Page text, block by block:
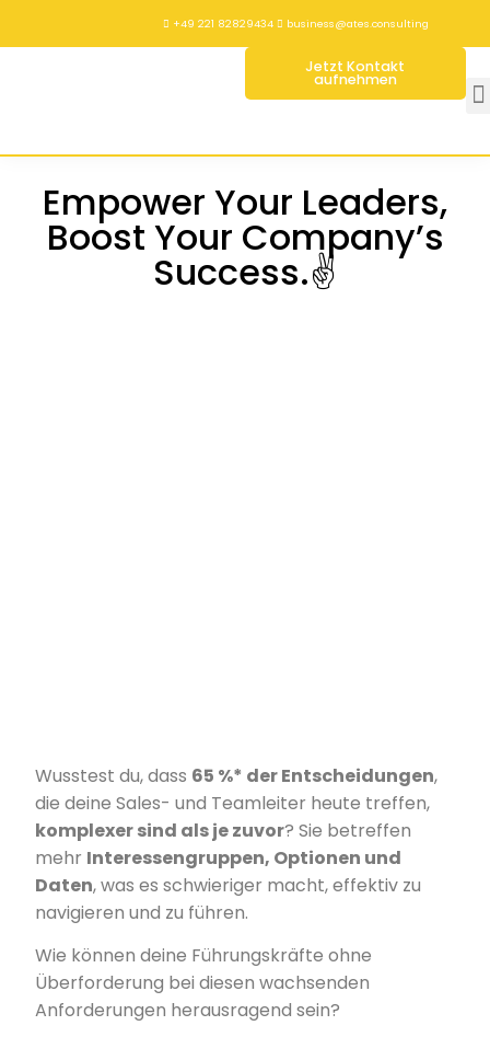
 +49 221 82829434  business@ates.consulting
Jetzt Kontakt
aufnehmen
Empower Your Leaders,
Boost Your Company’s
Success.✌️
Wusstest du, dass 65 %* der Entscheidungen,
die deine Sales- und Teamleiter heute treffen,
komplexer sind als je zuvor? Sie betreffen
mehr Interessengruppen, Optionen und
Daten, was es schwieriger macht, effektiv zu
navigieren und zu führen.
Wie können deine Führungskräfte ohne
Überforderung bei diesen wachsenden
Anforderungen herausragend sein?